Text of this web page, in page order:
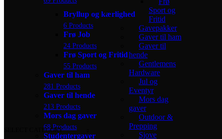
SELECT CATEGORY
Sport og
Fritid
Gavepakker
Gaver til ham
Gaver til
hende
Gentlemens
Hardware
Jul og
Eventyr
Mors dag
gaver
Outdoor &
Prepping
Sjove
Bryllup og kærlighed
6 Products
Frø Job
24 Products
Frø Sport og Fritid
55 Products
Gaver til ham
281 Products
Gaver til hende
213 Products
Mors dag gaver
68 Products
Studentergaver